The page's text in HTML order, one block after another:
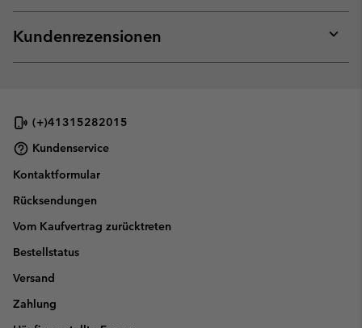
or
Kundenrezensionen
or
(+)41315282015
Kundenservice
Kontaktformular
Rücksendungen
Vom Kaufvertrag zurücktreten
Bestellstatus
Versand
Zahlung